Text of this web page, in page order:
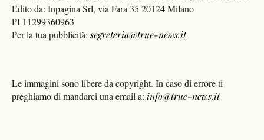
Edito da: Inpagina Srl, via Fara 35 20124 Milano
PI 11299360963
Per la tua pubblicità:segreteria@true-news.it
Le immagini sono libere da copyright. In caso di errore ti
preghiamo di mandarci una email a: info@true-news.it